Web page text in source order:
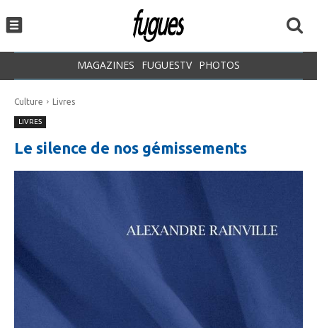
MAGAZINES FUGUESTV PHOTOS
Culture Livres
LIVRES
Le silence de nos gémissements